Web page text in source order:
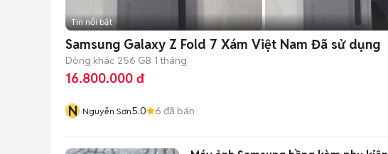
Tin nổi bật
Samsung Galaxy Z Fold 7 Xám Việt Nam Đã sử dụng
Dòng khác 256 GB 1 tháng
16.800.000 đ
N Nguyễn Sơn5.0 6 đã bán